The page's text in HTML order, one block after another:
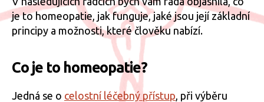
Homeopatie
–
principy
je to homeopatie, jak funguje, jaké jsou její základní
principy a možnosti, které člověku nabízí.
Co je to homeopatie?
Jedná se o celostní léčebný přístup , při výběru